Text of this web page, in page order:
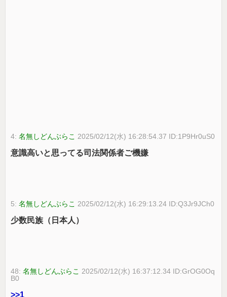
4:名無しどんぶらこ 2025/02/12(水) 16:28:54.37 ID:1P9Hr0uS0
意識高いと思ってる司法関係者ご機嫌
5:名無しどんぶらこ 2025/02/12(水) 16:29:13.24 ID:Q3Jr9JCh0
少数民族（日本人）
48:名無しどんぶらこ 2025/02/12(水) 16:37:12.34 ID:GrOG0Oq
B0
>>1